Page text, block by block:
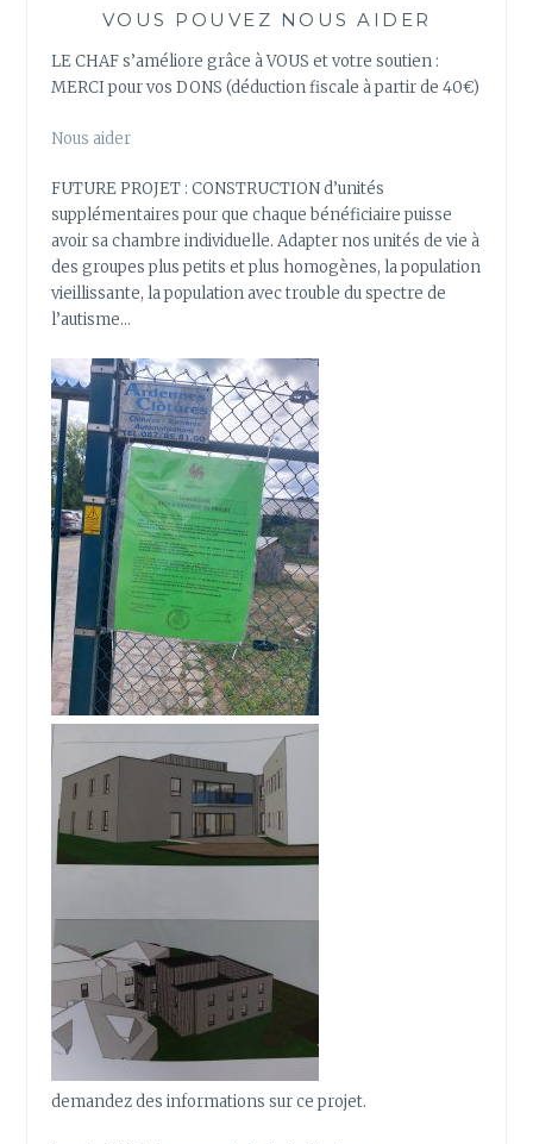
VOUS POUVEZ NOUS AIDER
LE CHAF s’améliore grâce à VOUS et votre soutien :
MERCI pour vos DONS (déduction fiscale à partir de 40€)
Nous aider
FUTURE PROJET : CONSTRUCTION d’unités
supplémentaires pour que chaque bénéficiaire puisse
avoir sa chambre individuelle. Adapter nos unités de vie à
des groupes plus petits et plus homogènes, la population
vieillissante, la population avec trouble du spectre de
l’autisme…
demandez des informations sur ce projet.